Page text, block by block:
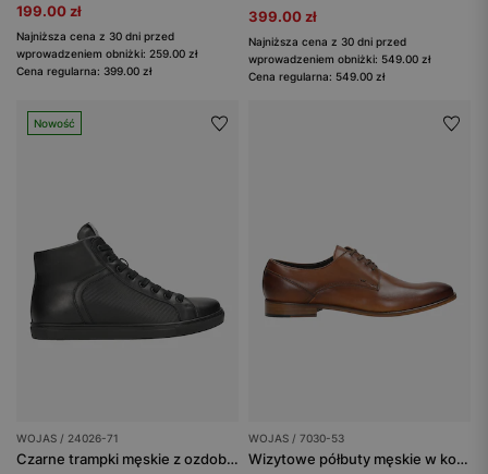
199.00 zł
Najniższa cena z 30 dni przed
wprowadzeniem obniżki: 259.00 zł
Cena regularna: 399.00 zł
399.00 zł
Najniższa cena z 30 dni przed
wprowadzeniem obniżki: 549.00 zł
Cena regularna: 549.00 zł
Nowość
WOJAS / 24026-71
Czarne trampki męskie z ozdobnymi tłoczonymi elementami
WOJAS / 7030-53
Wizytowe półbuty męskie w kolorze jasnego brązu